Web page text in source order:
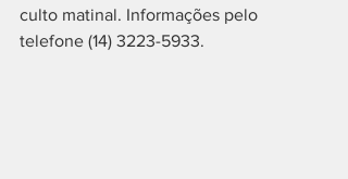
culto matinal. Informações pelo
telefone (14) 3223-5933.